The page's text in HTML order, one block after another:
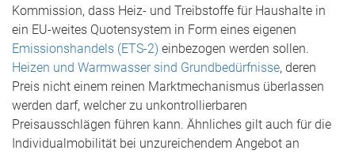
Kommission, dass Heiz- und Treibstoffe für Haushalte in
ein EU-weites Quotensystem in Form eines eigenen
Emissionshandels (ETS-2) einbezogen werden sollen.
Heizen und Warmwasser sind Grundbedürfnisse, deren
Preis nicht einem reinen Marktmechanismus überlassen
werden darf, welcher zu unkontrollierbaren
Preisausschlägen führen kann. Ähnliches gilt auch für die
Individualmobilität bei unzureichendem Angebot an